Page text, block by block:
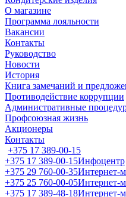
О магазине
Программа лояльности
Вакансии
Контакты
Руководство
Новости
История
Книга замечаний и
Противодействие коррупции
Административные
Профсоюзная жизнь
Акционеры
Контакты
+375 17 389-00-15
+375 17 389-00-15Инфоцентр
+375 29 760-00-35Интернет-
+375 25 760-00-05Интернет-
+375 17 389-48-18Интернет-